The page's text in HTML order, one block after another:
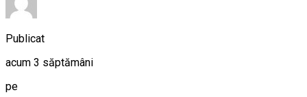
Publicat
acum 3 săptămâni
pe